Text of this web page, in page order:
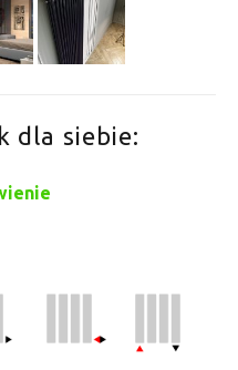
dla siebie: